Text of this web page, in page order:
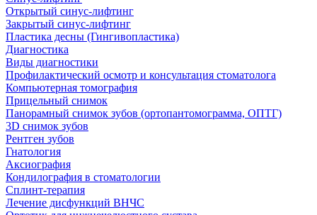
Открытый синус-лифтинг
Закрытый синус-лифтинг
Пластика десны (Гингивопластика)
Диагностика
Виды диагностики
Профилактический осмотр и консультация стоматолога
Компьютерная томография
Прицельный снимок
Панорамный снимок зубов (ортопантомограмма, ОПТГ)
3D снимок зубов
Рентген зубов
Гнатология
Аксиография
Кондилография в стоматологии
Сплинт-терапия
Лечение дисфункций ВНЧС